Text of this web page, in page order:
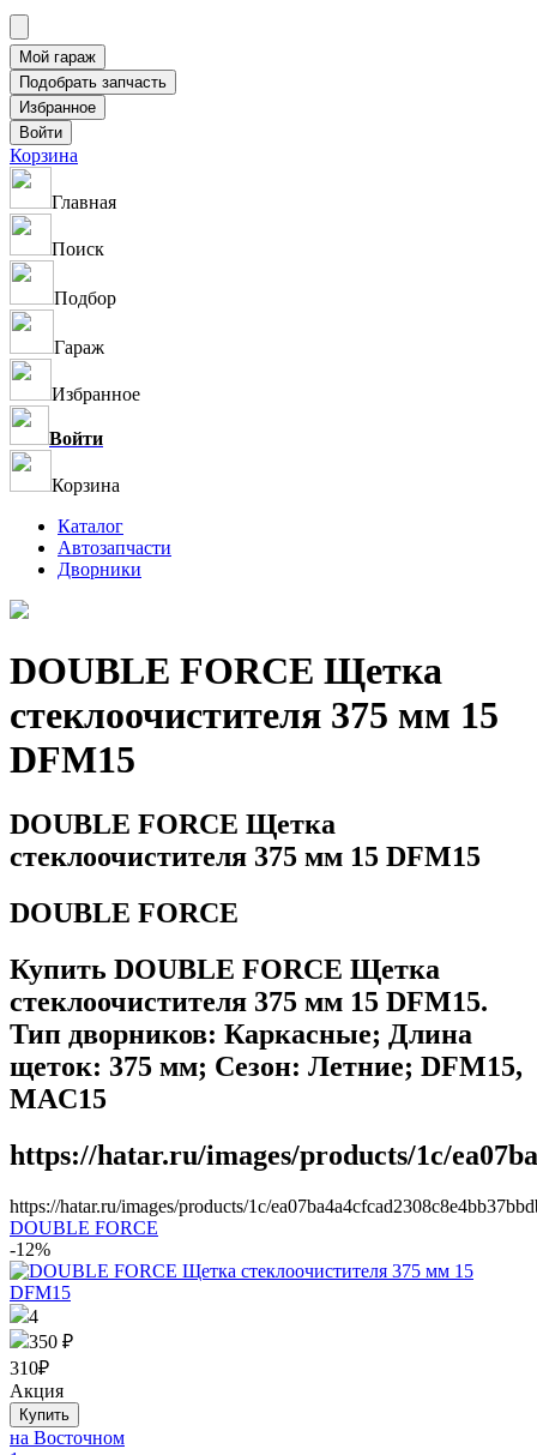
Корзина
Главная
Поиск
Подбор
Гараж
Избранное
Войти
Корзина
Каталог
Автозапчасти
Дворники
DOUBLE FORCE Щетка
стеклоочистителя 375 мм 15
DFM15
DOUBLE FORCE Щетка
стеклоочистителя 375 мм 15 DFM15
DOUBLE FORCE
Купить DOUBLE FORCE Щетка
стеклоочистителя 375 мм 15 DFM15.
Тип дворников: Каркасные; Длина
щеток: 375 мм; Сезон: Летние; DFM15,
MAC15
https://hatar.ru/images/products/1c/
https://hatar.ru/images/products/1c/
DOUBLE FORCE
-12%
4
350 ₽
310₽
Акция
на Восточном